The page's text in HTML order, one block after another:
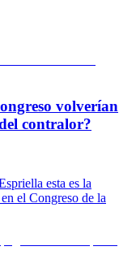
volverían
contralor?
esta es la
el Congreso de la